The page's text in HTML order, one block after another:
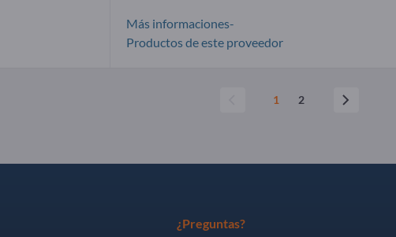
Más informaciones-
Productos de este proveedor
1 2
¿Preguntas?